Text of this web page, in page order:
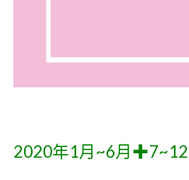
2020年1月~6月